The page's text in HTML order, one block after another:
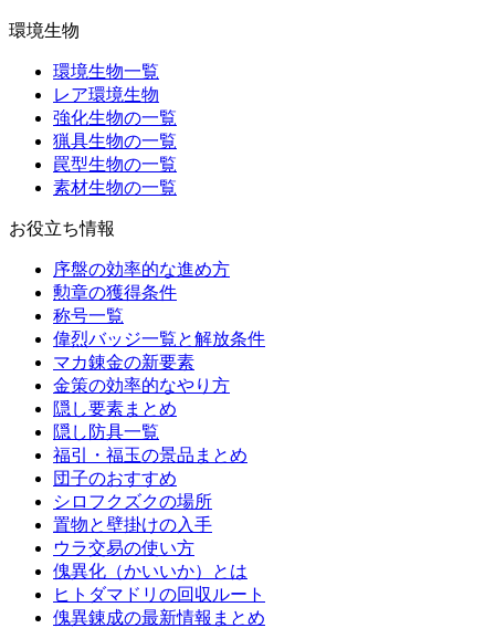
環境生物
環境生物一覧
レア環境生物
強化生物の一覧
猟具生物の一覧
罠型生物の一覧
素材生物の一覧
お役立ち情報
序盤の効率的な進め方
勲章の獲得条件
称号一覧
偉烈バッジ一覧と解放条件
マカ錬金の新要素
金策の効率的なやり方
隠し要素まとめ
隠し防具一覧
福引・福玉の景品まとめ
団子のおすすめ
シロフクズクの場所
置物と壁掛けの入手
ウラ交易の使い方
傀異化（かいいか）とは
ヒトダマドリの回収ルート
傀異錬成の最新情報まとめ